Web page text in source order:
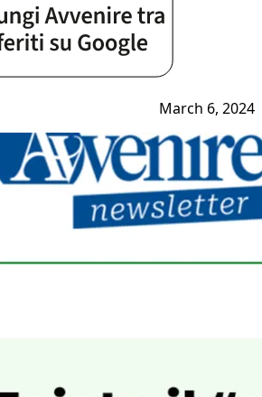
March 6, 2024